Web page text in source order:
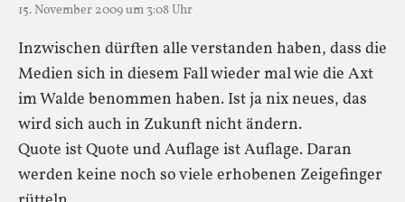
15. November 2009 um 3:08 Uhr
Inzwischen dürften alle verstanden haben, dass die
Medien sich in diesem Fall wieder mal wie die Axt
im Walde benommen haben. Ist ja nix neues, das
wird sich auch in Zukunft nicht ändern.
Quote ist Quote und Auflage ist Auflage. Daran
werden keine noch so viele erhobenen Zeigefinger